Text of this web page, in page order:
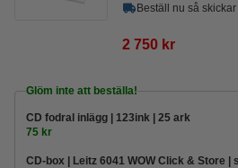
Beställ nu så
2 750 kr
Glöm inte att beställa!
CD fodral inlägg | 123ink | 25 ark
75 kr
CD-box | Leitz 6041 WOW Click & Store |